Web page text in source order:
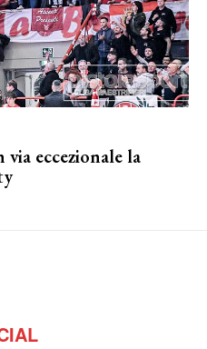
eccezionale la